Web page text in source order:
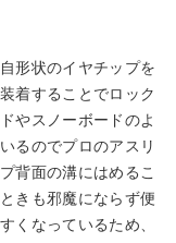
形状のイヤチップを
着することでロック
やスノーボードのよ
るのでプロのアスリ
背面の溝にはめるこ
きも邪魔にならず便
くなっているため、